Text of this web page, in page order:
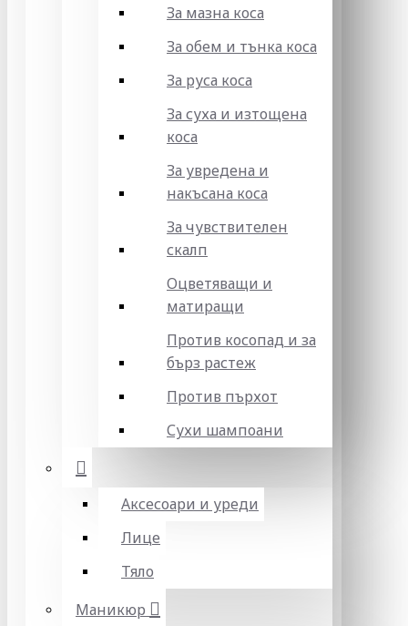
За мазна коса
За обем и тънка коса
За руса коса
За суха и изтощена
коса
За увредена и
накъсана коса
За чувствителен
скалп
Оцветяващи и
матиращи
Против косопад и за
бърз растеж
Против пърхот
Сухи шампоани
Аксесоари и уреди
Лице
Тяло
Маникюр